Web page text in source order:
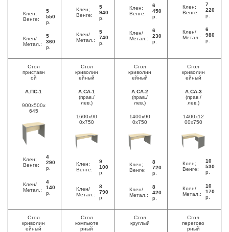
Клен;
Венге:
5
550
р.
Клен/
Метал.:
5
360
р.
Клен;
Венге:
5
940
р.
Клен/
Метал.:
5
740
р.
Клен;
Венге:
6
450
р.
Клен/
Метал.:
6
230
р.
Клен;
Венге:
7
220
р.
Клен/
Метал.:
6
980
р.
Стол
приставн
ой
А.ПС-1
900x500x
645
Клен;
Венге:
4
290
р.
Клен/
Метал.:
4
140
р.
Стол
криволин
ейный
А.СА-1
(прав./
лев.)
1600x90
0x750
Клен;
Венге:
9
100
р.
Клен/
Метал.:
8
790
р.
Стол
криволин
ейный
А.СА-2
(прав./
лев.)
1400x90
0x750
Клен;
Венге:
8
720
р.
Клен/
Метал.:
8
420
р.
Стол
криволин
ейный
А.СА-3
(прав./
лев.)
1400x12
00x750
Клен;
Венге:
10
530
р.
Клен/
Метал.:
10
170
р.
Стол
криволин
ейный
Стол
компьюте
рный
Стол
круглый
Стол
перегово
рный